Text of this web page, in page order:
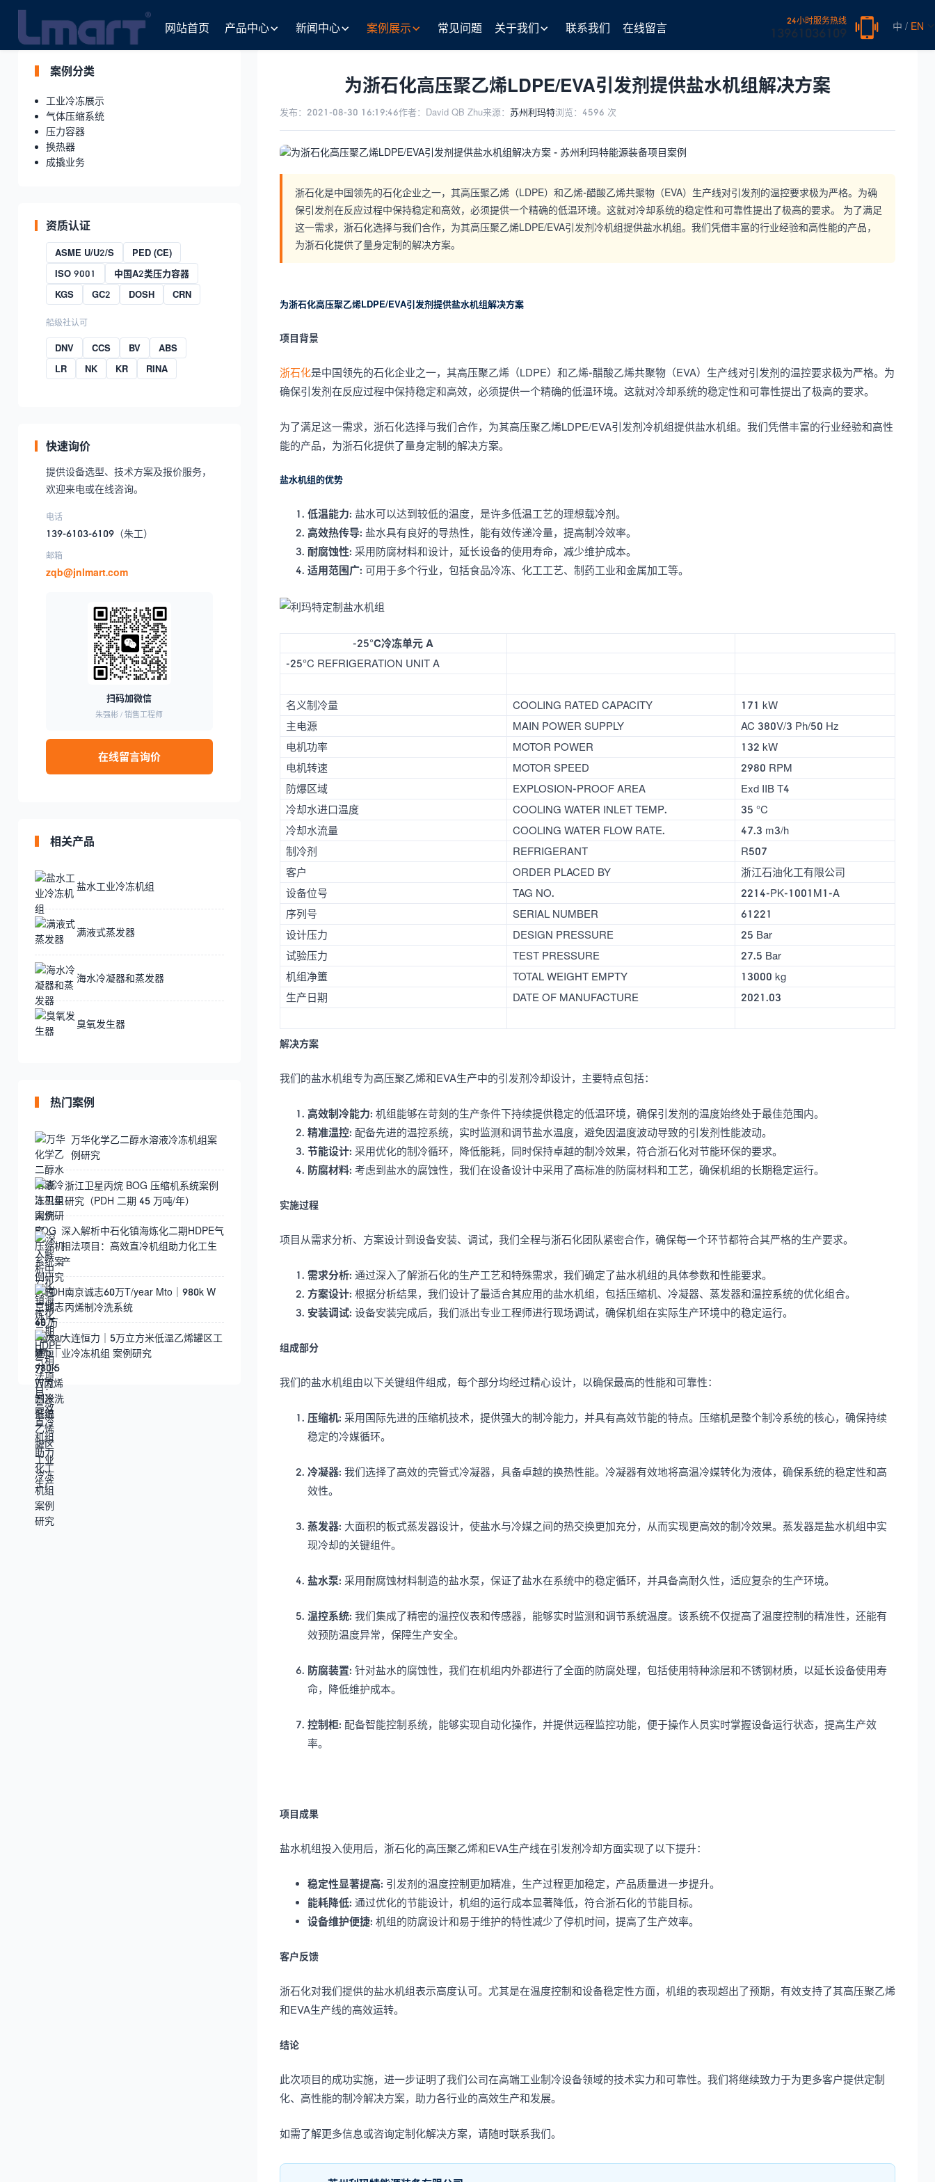
中 / EN
24小时服务热线
13961036109
网站首页 产品中心 新闻中心 案例展示 常见问题 关于我们 联系我们 在线留言
>案例展示>工业冷冻展示 » 正文
为浙石化高压聚乙烯LDPE/EVA引发剂提供盐水机组解决方案
发布：2021-08-30 16:19:46作者： David QB Zhu来源： 苏州利玛特浏览：4596 次
浙石化是中国领先的石化企业之一，其高压聚乙烯（LDPE）和乙烯-醋酸乙烯共聚物（EVA）生产线对引发剂的温控要求极为严格。为确
保引发剂在反应过程中保持稳定和高效，必须提供一个精确的低温环境。这就对冷却系统的稳定性和可靠性提出了极高的要求。 为了满足
这一需求，浙石化选择与我们合作，为其高压聚乙烯LDPE/EVA引发剂冷机组提供盐水机组。我们凭借丰富的行业经验和高性能的产品，
为浙石化提供了量身定制的解决方案。
为浙石化高压聚乙烯LDPE/EVA引发剂提供盐水机组解决方案
项目背景
浙石化是中国领先的石化企业之一，其高压聚乙烯（LDPE）和乙烯-醋酸乙烯共聚物（EVA）生产线对引发剂的温控要求极为严格。为
确保引发剂在反应过程中保持稳定和高效，必须提供一个精确的低温环境。这就对冷却系统的稳定性和可靠性提出了极高的要求。
为了满足这一需求，浙石化选择与我们合作，为其高压聚乙烯LDPE/EVA引发剂冷机组提供盐水机组。我们凭借丰富的行业经验和高性
能的产品，为浙石化提供了量身定制的解决方案。
盐水机组的优势
低温能力: 盐水可以达到较低的温度，是许多低温工艺的理想载冷剂。
高效热传导: 盐水具有良好的导热性，能有效传递冷量，提高制冷效率。
耐腐蚀性: 采用防腐材料和设计，延长设备的使用寿命，减少维护成本。
适用范围广: 可用于多个行业，包括食品冷冻、化工工艺、制药工业和金属加工等。
-25°C冷冻单元 A
-25°C REFRIGERATION UNIT A
名义制冷量 COOLING RATED CAPACITY
171 kW
主电源
MAIN POWER SUPPLY
AC 380V/3 Ph/50 Hz
电机功率
MOTOR POWER
132 kW
电机转速
MOTOR SPEED
2980 RPM
防爆区域
EXPLOSION-PROOF AREA
Exd IIB T4
冷却水进口温度
COOLING WATER INLET TEMP.
35 °C
冷却水流量
COOLING WATER FLOW RATE.
47.3 m3/h
制冷剂
REFRIGERANT
R507
客户
ORDER PLACED BY
浙江石油化工有限公司
设备位号
TAG NO.
2214-PK-1001M1-A
序列号
SERIAL NUMBER
61221
设计压力
DESIGN PRESSURE
25 Bar
试验压力
TEST PRESSURE
27.5 Bar
机组净簠
TOTAL WEIGHT EMPTY
13000 kg
生产日期
DATE OF MANUFACTURE 2021.03
解决方案
我们的盐水机组专为高压聚乙烯和EVA生产中的引发剂冷却设计，主要特点包括：
高效制冷能力: 机组能够在苛刻的生产条件下持续提供稳定的低温环境，确保引发剂的温度始终处于最佳范围内。
精准温控: 配备先进的温控系统，实时监测和调节盐水温度，避免因温度波动导致的引发剂性能波动。
节能设计: 采用优化的制冷循环，降低能耗，同时保持卓越的制冷效果，符合浙石化对节能环保的要求。
防腐材料: 考虑到盐水的腐蚀性，我们在设备设计中采用了高标准的防腐材料和工艺，确保机组的长期稳定运行。
实施过程
项目从需求分析、方案设计到设备安装、调试，我们全程与浙石化团队紧密合作，确保每一个环节都符合其严格的生产要求。
需求分析: 通过深入了解浙石化的生产工艺和特殊需求，我们确定了盐水机组的具体参数和性能要求。
方案设计: 根据分析结果，我们设计了最适合其应用的盐水机组，包括压缩机、冷凝器、蒸发器和温控系统的优化组合。
安装调试: 设备安装完成后，我们派出专业工程师进行现场调试，确保机组在实际生产环境中的稳定运行。
组成部分
我们的盐水机组由以下关键组件组成，每个部分均经过精心设计，以确保最高的性能和可靠性：
压缩机: 采用国际先进的压缩机技术，提供强大的制冷能力，并具有高效节能的特点。压缩机是整个制冷系统的核心，确保持续
稳定的冷媒循环。
冷凝器: 我们选择了高效的壳管式冷凝器，具备卓越的换热性能。冷凝器有效地将高温冷媒转化为液体，确保系统的稳定性和高
效性。
蒸发器: 大面积的板式蒸发器设计，使盐水与冷媒之间的热交换更加充分，从而实现更高效的制冷效果。蒸发器是盐水机组中实
现冷却的关键组件。
盐水泵: 采用耐腐蚀材料制造的盐水泵，保证了盐水在系统中的稳定循环，并具备高耐久性，适应复杂的生产环境。
温控系统: 我们集成了精密的温控仪表和传感器，能够实时监测和调节系统温度。该系统不仅提高了温度控制的精准性，还能有
效预防温度异常，保障生产安全。
防腐装置: 针对盐水的腐蚀性，我们在机组内外都进行了全面的防腐处理，包括使用特种涂层和不锈钢材质，以延长设备使用寿
命，降低维护成本。
控制柜: 配备智能控制系统，能够实现自动化操作，并提供远程监控功能，便于操作人员实时掌握设备运行状态，提高生产效
率。
项目成果
盐水机组投入使用后，浙石化的高压聚乙烯和EVA生产线在引发剂冷却方面实现了以下提升：
稳定性显著提高: 引发剂的温度控制更加精准，生产过程更加稳定，产品质量进一步提升。
能耗降低: 通过优化的节能设计，机组的运行成本显著降低，符合浙石化的节能目标。
设备维护便捷: 机组的防腐设计和易于维护的特性减少了停机时间，提高了生产效率。
客户反馈
浙石化对我们提供的盐水机组表示高度认可。尤其是在温度控制和设备稳定性方面，机组的表现超出了预期，有效支持了其高压聚乙烯
和EVA生产线的高效运转。
结论
此次项目的成功实施，进一步证明了我们公司在高端工业制冷设备领域的技术实力和可靠性。我们将继续致力于为更多客户提供定制
化、高性能的制冷解决方案，助力各行业的高效生产和发展。
如需了解更多信息或咨询定制化解决方案，请随时联系我们。
案例分类
工业冷冻展示
气体压缩系统
压力容器
换热器
成撬业务
资质认证
ASME U/U2/S
PED (CE)
ISO 9001
中国A2类压力容器
KGS
GC2 DOSH CRN
船级社认可
DNV CCS BV
ABS
LR
NK KR RINA
快速询价
提供设备选型、技术方案及报价服务，
欢迎来电或在线咨询。
电话
139-6103-6109（朱工）
邮箱
zqb@jnlmart.com
扫码加微信
朱强彬 / 销售工程师
在线留言询价
相关产品
盐水工业冷冻机组
满液式蒸发器
海水冷凝器和蒸发器
臭氧发生器
热门案例
万华化学乙二醇水溶液冷冻机组案
例研究
浙江卫星丙烷 BOG 压缩机系统案例
研究（PDH 二期 45 万吨/年）
深入解析中石化镇海炼化二期HDPE气
相法项目：高效直冷机组助力化工生
产
南京诚志60万T/year Mto｜980k W
丙烯制冷洗系统
大连恒力｜5万立方米低温乙烯罐区工
业冷冻机组 案例研究